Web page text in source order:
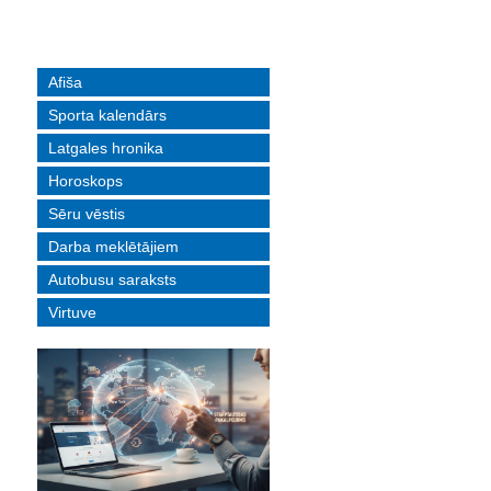
Afiša
Sporta kalendārs
Latgales hronika
Horoskops
Sēru vēstis
Darba meklētājiem
Autobusu saraksts
Virtuve